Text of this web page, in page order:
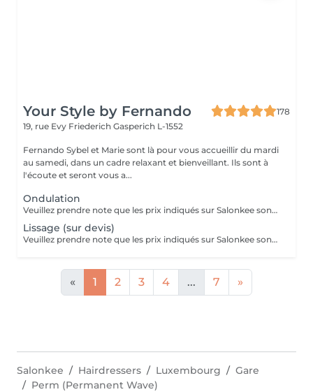
Your Style by Fernando
178
19, rue Evy Friederich Gasperich L-1552
Fernando Sybel et Marie sont là pour vous accueillir du mardi
au samedi, dans un cadre relaxant et bienveillant. Ils sont à
l'écoute et seront vous a...
Ondulation
Veuillez prendre note que les prix indiqués sur Salonkee sont communiqués à titre informatif et s'entendent de base. Ces derniers sont susceptibles de varier selon le diagnostic réalisé à votre arrivée au salon et l'expertise du professionnel à qui vous confiez votre beauté. Dans tous les cas, un devis précis vous sera proposé et toutes réalisations de prestations seront effectuées avec votre accord. Un grand merci d'avance pour votre compréhension. Au plaisir de vous revoir très vite.
Lissage (sur devis)
Veuillez prendre note que les prix indiqués sur Salonkee sont communiqués à titre informatif et s'entendent de base. Ces derniers sont susceptibles de varier selon le diagnostic réalisé à votre arrivée au salon et l'expertise du professionnel à qui vous confiez votre beauté. Dans tous les cas, un devis précis vous sera proposé et toutes réalisations de prestations seront effectuées avec votre accord. Un grand merci d'avance pour votre compréhension. Au plaisir de vous revoir très vite.
« 1 2 3 4 ... 7 »
Salonkee Hairdressers Luxembourg
Gare
Perm (Permanent Wave)